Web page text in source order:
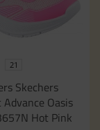
21
Skechers
Advance Oasis
Hot Pink